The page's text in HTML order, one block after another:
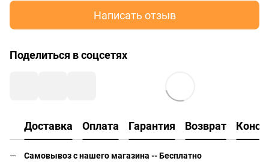
Написать отзыв
Поделиться в соцсетях
Доставка Оплата Гарантия Возврат
Самовывоз с нашего магазина -- Бесплатно